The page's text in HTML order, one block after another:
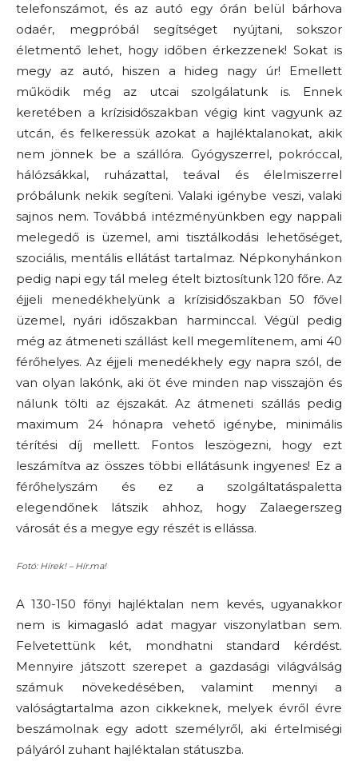
telefonszámot, és az autó egy órán belül bárhova
odaér, megpróbál segítséget nyújtani, sokszor
életmentő lehet, hogy időben érkezzenek! Sokat is
megy az autó, hiszen a hideg nagy úr! Emellett
működik még az utcai szolgálatunk is. Ennek
keretében a krízisidőszakban végig kint vagyunk az
utcán, és felkeressük azokat a hajléktalanokat, akik
nem jönnek be a szállóra. Gyógyszerrel, pokróccal,
hálózsákkal, ruházattal, teával és élelmiszerrel
próbálunk nekik segíteni. Valaki igénybe veszi, valaki
sajnos nem. Továbbá intézményünkben egy nappali
melegedő is üzemel, ami tisztálkodási lehetőséget,
szociális, mentális ellátást tartalmaz. Népkonyhánkon
pedig napi egy tál meleg ételt biztosítunk 120 főre. Az
éjjeli menedékhelyünk a krízisidőszakban 50 fővel
üzemel, nyári időszakban harminccal. Végül pedig
még az átmeneti szállást kell megemlítenem, ami 40
férőhelyes. Az éjjeli menedékhely egy napra szól, de
van olyan lakónk, aki öt éve minden nap visszajön és
nálunk tölti az éjszakát. Az átmeneti szállás pedig
maximum 24 hónapra vehető igénybe, minimális
térítési díj mellett. Fontos leszögezni, hogy ezt
leszámítva az összes többi ellátásunk ingyenes! Ez a
férőhelyszám és ez a szolgáltatáspaletta
elegendőnek látszik ahhoz, hogy Zalaegerszeg
városát és a megye egy részét is ellássa.
Fotó: Hírek! – Hír.ma!
A 130-150 főnyi hajléktalan nem kevés, ugyanakkor
nem is kimagasló adat magyar viszonylatban sem.
Felvetettünk két, mondhatni standard kérdést.
Mennyire játszott szerepet a gazdasági világválság
számuk növekedésében, valamint mennyi a
valóságtartalma azon cikkeknek, melyek évről évre
beszámolnak egy adott személyről, aki értelmiségi
pályáról zuhant hajléktalan státuszba.